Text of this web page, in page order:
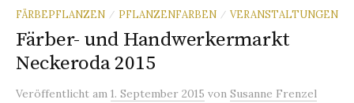
FÄRBEPFLANZEN / PFLANZENFARBEN / VERANSTALTUNGEN
Färber- und Handwerkermarkt
Neckeroda 2015
Veröffentlicht am 1. September 2015 von Susanne Frenzel